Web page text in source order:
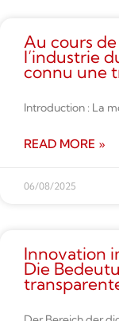
Au cours
l’industrie
connu une
Introduction : La
READ MORE »
06/08/2025
Innovation
Die